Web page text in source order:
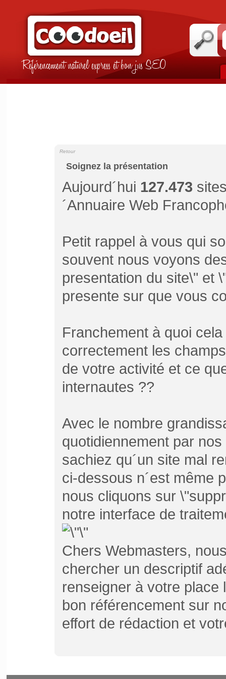
Référencement naturel express et bon jus SEO
Soignez la présentation
Retour
Aujourd´hui 127.473
´Annuaire Web
Petit rappel à vous qui
souvent nous voyons
presentation du site\" et
presente sur que vous
Franchement à quoi
correctement les
de votre activité et ce
internautes ??
Avec le nombre
quotidiennement par
sachiez qu´un site mal
ci-dessous n´est même
nous cliquons sur
notre interface de
Chers Webmasters,
chercher un descriptif
renseigner à votre place
bon référencement sur
effort de rédaction et